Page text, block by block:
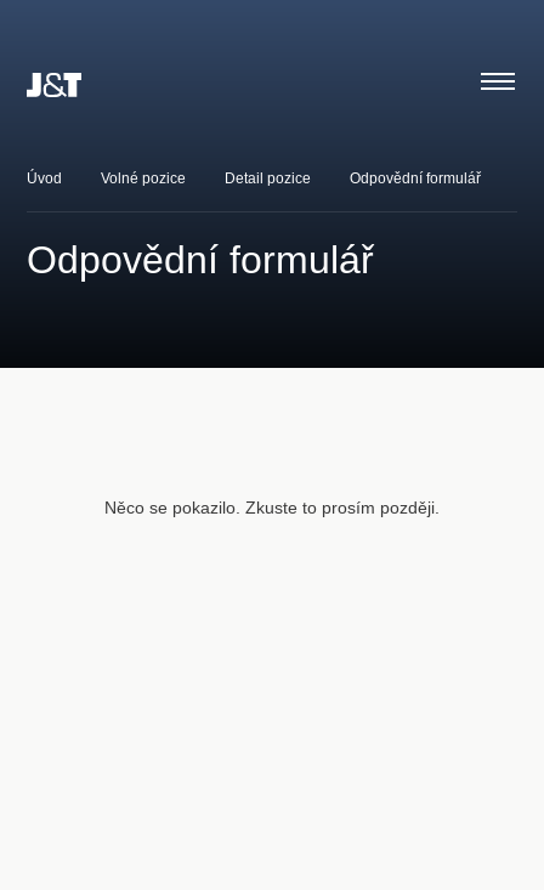
Úvod Volné pozice Detail pozice Odpovědní formulář
Odpovědní formulář
Něco se pokazilo. Zkuste to prosím později.